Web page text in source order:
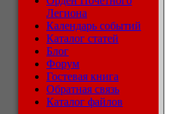
Легиона
Календарь событий
Каталог статей
Блог
Форум
Гостевая книга
Обратная связь
Каталог файлов